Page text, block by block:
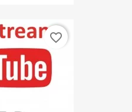
favorite_border